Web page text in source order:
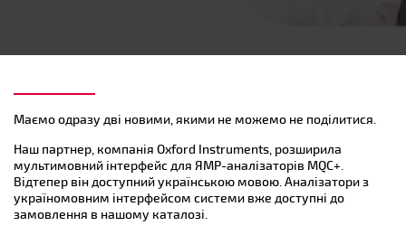
Маємо одразу дві новими, якими не можемо не поділитися.
Наш партнер, компанія Oxford Instruments, розширила
мультимовний інтерфейс для ЯМР-аналізаторів MQC+.
Відтепер він доступний українською мовою. Аналізатори з
україномовним інтерфейсом системи вже доступні до
замовлення в нашому каталозі.